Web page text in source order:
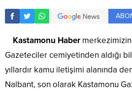
Kastamonu Haber
Gazeteciler cemiyetinden aldığı
yıllardır kamu iletişimi alanında
Nalbant, son olarak Kastamonu